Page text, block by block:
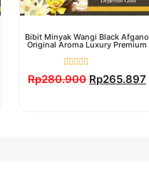
Bibit Minyak Wangi Black Afgano
Original Aroma Luxury Premium
Dinilai
0
Rp280.900 Rp265.897